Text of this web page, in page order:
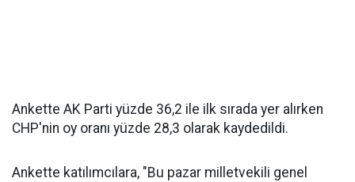
Ankette AK Parti yüzde 36,2 ile ilk sırada yer alırken
CHP'nin oy oranı yüzde 28,3 olarak kaydedildi.
Ankette katılımcılara, "Bu pazar milletvekili genel